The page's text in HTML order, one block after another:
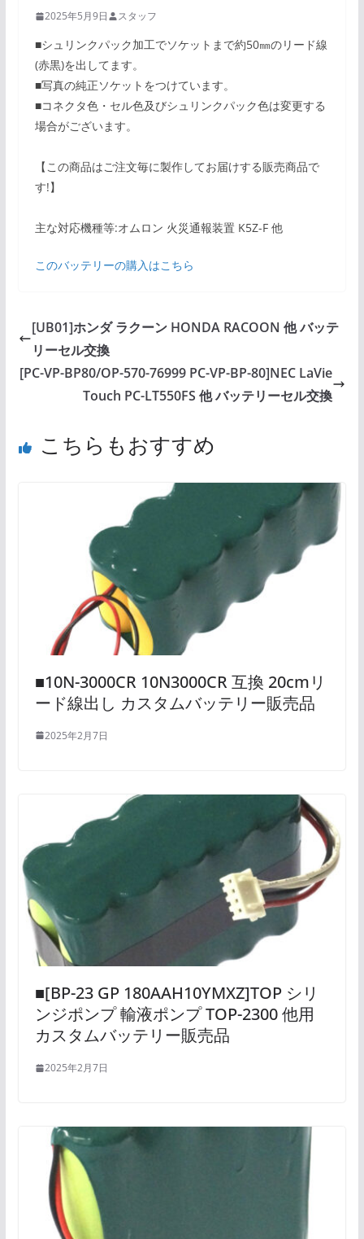
2025年5月9日 スタッフ
■シュリンクパック加工でソケットまで約50㎜のリード線
(赤黒)を出してます。
■写真の純正ソケットをつけています。
■コネクタ色・セル色及びシュリンクパック色は変更する
場合がございます。
【この商品はご注文毎に製作してお届けする販売商品で
す!】
主な対応機種等:オムロン 火災通報装置 K5Z-F 他
このバッテリーの購入はこちら
[UB01]ホンダ ラクーン HONDA RACOON 他 バッテ
リーセル交換
[PC-VP-BP80/OP-570-76999 PC-VP-BP-80]NEC LaVie
Touch PC-LT550FS 他 バッテリーセル交換
こちらもおすすめ
■10N-3000CR 10N3000CR 互換 20cmリ
ード線出し カスタムバッテリー販売品
2025年2月7日
■[BP-23 GP 180AAH10YMXZ]TOP シリ
ンジポンプ 輸液ポンプ TOP-2300 他用
カスタムバッテリー販売品
2025年2月7日